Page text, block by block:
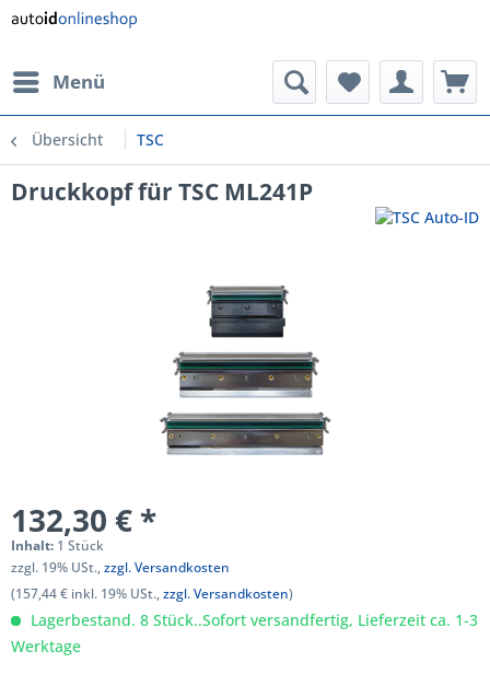
Menü
Übersicht TSC
Druckkopf für TSC ML241P
132,30 € *
Inhalt: 1 Stück
zzgl. 19% USt.,zzgl. Versandkosten
(157,44 € inkl. 19% USt.,zzgl. Versandkosten)
Lagerbestand. 8 Stück..Sofort versandfertig, Lieferzeit ca. 1-3
Werktage